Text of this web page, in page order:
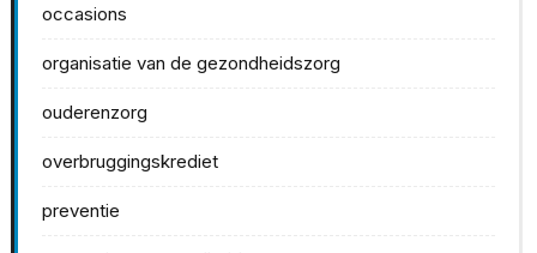
occasions
organisatie van de gezondheidszorg
ouderenzorg
overbruggingskrediet
preventie